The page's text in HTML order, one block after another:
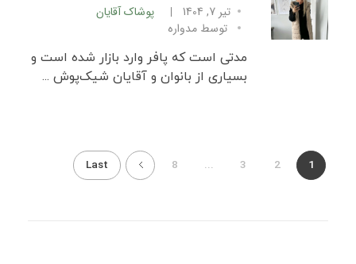
تیر 7, 1404
پوشاک آقایان
توسط مدواره
مدتی است که پافر وارد بازار شده است و
بسیاری از بانوان و آقایان شیک‌پوش ...
1
2
3
...
8
Last